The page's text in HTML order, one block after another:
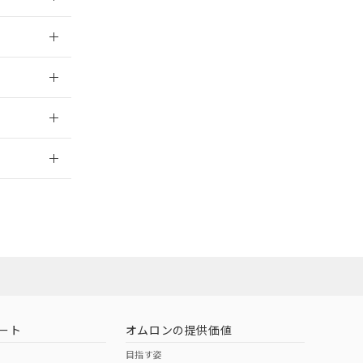
ト オムロンの提供価値
目指す姿